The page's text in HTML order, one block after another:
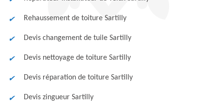
Rehaussement de toiture Sartilly
Devis changement de tuile Sartilly
Devis nettoyage de toiture Sartilly
Devis réparation de toiture Sartilly
Devis zingueur Sartilly